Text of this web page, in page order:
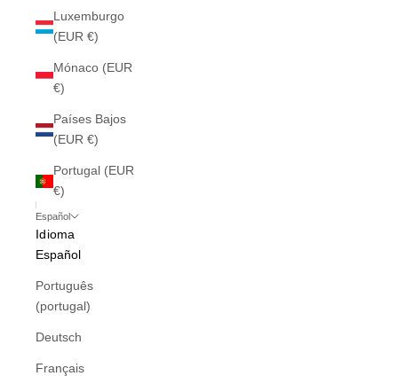
Luxemburgo
(EUR €)
Mónaco (EUR
€)
Países Bajos
(EUR €)
Portugal (EUR
€)
Español
Idioma
Español
Português
(portugal)
Deutsch
Français